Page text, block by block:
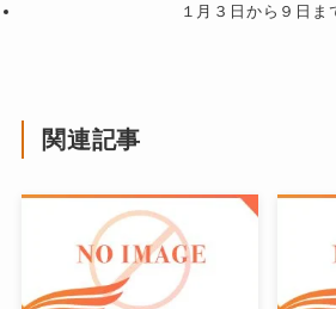
１月３日から９日ま
関連記事